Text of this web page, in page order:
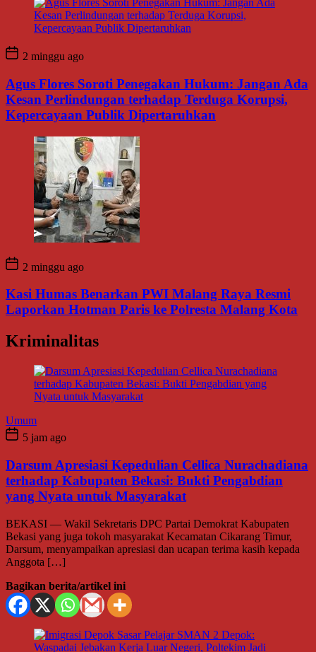
2 minggu ago
Agus Flores Soroti Penegakan Hukum: Jangan Ada
Kesan Perlindungan terhadap Terduga Korupsi,
Kepercayaan Publik Dipertaruhkan
2 minggu ago
Kasi Humas Benarkan PWI Malang Raya Resmi
Laporkan Hotman Paris ke Polresta Malang Kota
Kriminalitas
Umum
5 jam ago
Darsum Apresiasi Kepedulian Cellica Nurachadiana
terhadap Kabupaten Bekasi: Bukti Pengabdian
yang Nyata untuk Masyarakat
BEKASI — Wakil Sekretaris DPC Partai Demokrat Kabupaten
Bekasi yang juga tokoh masyarakat Kecamatan Cikarang Timur,
Darsum, menyampaikan apresiasi dan ucapan terima kasih kepada
Anggota […]
Bagikan berita/artikel ini